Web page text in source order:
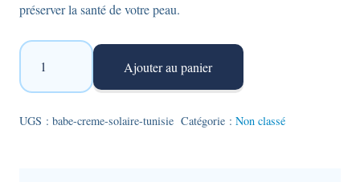
préserver la santé de votre peau.
quantité
Babe-
crème
Ajouter au panier
UGS : babe-creme-solaire-tunisie Catégorie : Non classé